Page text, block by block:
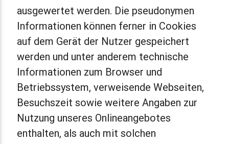
ausgewertet werden. Die pseudonymen
Informationen können ferner in Cookies
auf dem Gerät der Nutzer gespeichert
werden und unter anderem technische
Informationen zum Browser und
Betriebssystem, verweisende Webseiten,
Besuchszeit sowie weitere Angaben zur
Nutzung unseres Onlineangebotes
enthalten, als auch mit solchen